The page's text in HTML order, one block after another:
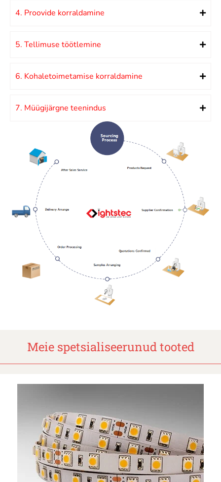
4. Proovide korraldamine
5. Tellimuse töötlemine
6. Kohaletoimetamise korraldamine
7. Müügijärgne teenindus
Meie spetsialiseerunud tooted